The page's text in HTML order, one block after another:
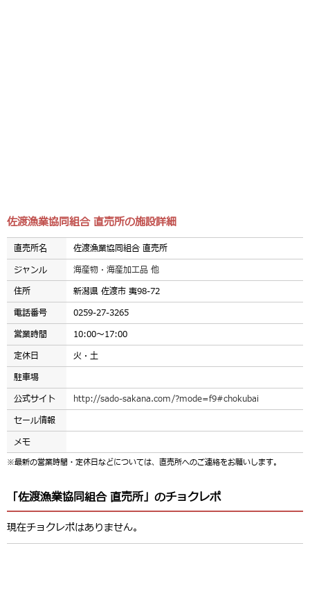
佐渡漁業協同組合 直売所の施設詳細
直売所名
佐渡漁業協同組合 直売所
ジャンル
海産物・海産加工品 他
住所
新潟県 佐渡市 夷98-72
電話番号
0259-27-3265
営業時間
10:00～17:00
定休日
火・土
駐車場
公式サイト
http://sado-sakana.com/?mode=f9#chokubai
セール情報
メモ
※最新の営業時間・定休日などについては、直売所へのご連絡をお願いします。
「佐渡漁業協同組合 直売所」のチョクレポ
現在チョクレポはありません。